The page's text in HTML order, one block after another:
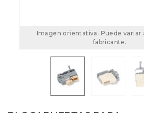
Imagen orientativa. Puede variar
fabricante.